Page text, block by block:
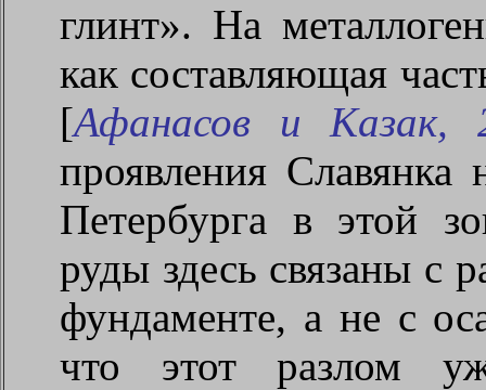
глинт». На
как составляющая
[Афанасов и Казак,
проявления Славянка
Петербурга в этой
руды здесь связаны с
фундаменте, а не с
что этот разлом